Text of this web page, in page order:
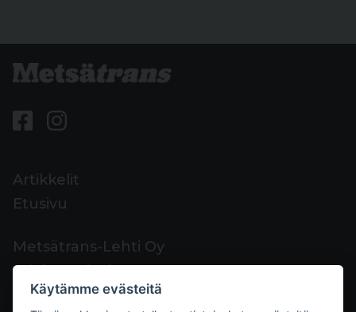
Artikkelit
Etusivu
Metsätrans-Lehti Oy
Asiakaspalvelu
Yhteystiedot
Käytämme evästeitä